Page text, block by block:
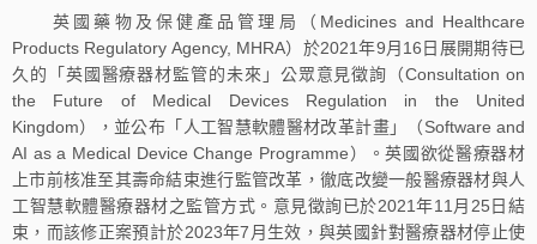
英國藥物及保健產品管理局（Medicines and Healthcare
Products Regulatory Agency, MHRA）於2021年9月16日展開期待已
久的「英國醫療器材監管的未來」公眾意見徵詢（Consultation on
the Future of Medical Devices Regulation in the United
Kingdom），並公布「人工智慧軟體醫材改革計畫」（Software and
AI as a Medical Device Change Programme）。英國欲從醫療器材
上市前核准至其壽命結束進行監管改革，徹底改變一般醫療器材與人
工智慧軟體醫療器材之監管方式。意見徵詢已於2021年11月25日結
束，而該修正案預計於2023年7月生效，與英國針對醫療器材停止使